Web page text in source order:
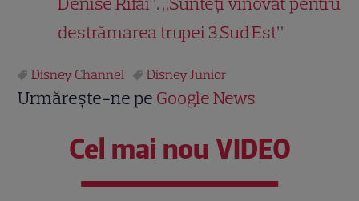
destrămarea trupei 3 Sud Est”
Disney Channel Disney Junior
Urmărește-ne pe Google News
Cel mai nou VIDEO